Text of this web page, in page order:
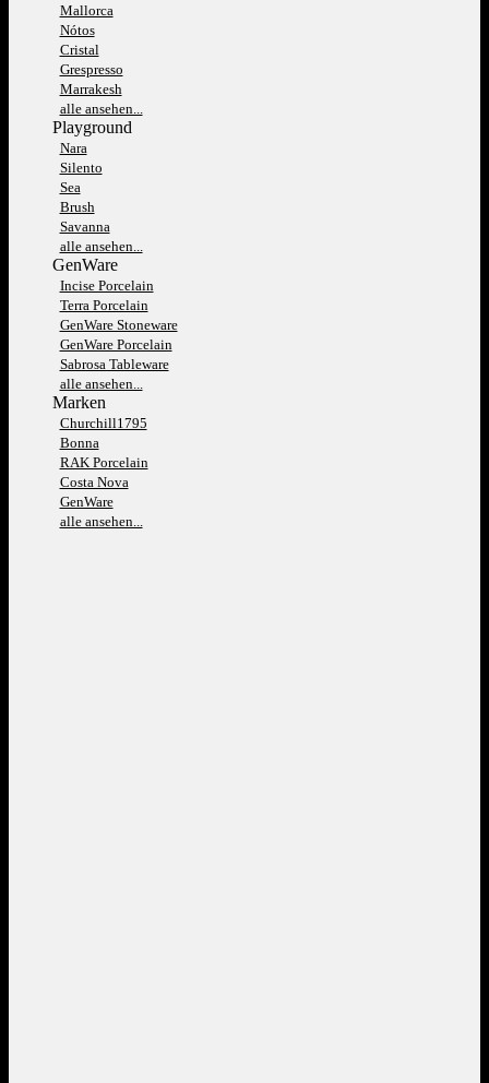
Mallorca
Nótos
Cristal
Grespresso
Marrakesh
alle ansehen...
Playground
Nara
Silento
Sea
Brush
Savanna
alle ansehen...
GenWare
Incise Porcelain
Terra Porcelain
GenWare Stoneware
GenWare Porcelain
Sabrosa Tableware
alle ansehen...
Marken
Churchill1795
Bonna
RAK Porcelain
Costa Nova
GenWare
alle ansehen...